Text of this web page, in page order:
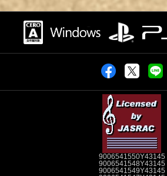
9006541550Y43145
9006541548Y43145
9006541549Y43145